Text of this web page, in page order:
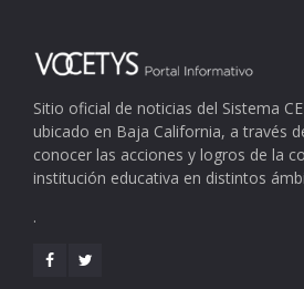
Sitio oficial de noticias del Sistema
ubicado en Baja California, a través
conocer las acciones y logros de la
institución educativa en distintos
.